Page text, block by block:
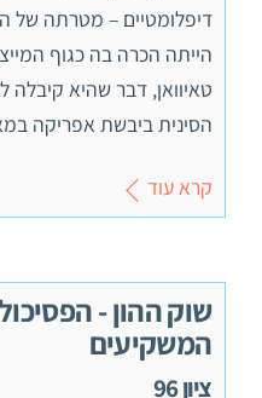
דיפלומטיים – מטרתה של
הייתה הכרה בה כגוף
הסינית ביבשת אפריקה במאה ה-20 הייתה
קרא עוד
שוק ההון -
המשקיעים
ציון 96